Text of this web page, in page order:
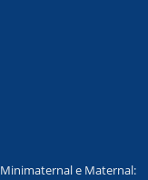
Minimaternal e Maternal: